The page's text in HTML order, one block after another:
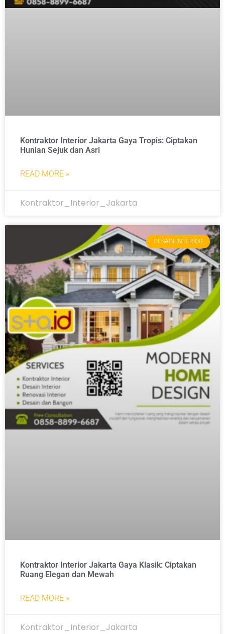
Kontraktor Interior Jakarta Gaya Tropis: Ciptakan
Hunian Sejuk dan Asri
READ MORE »
Kontraktor_Interior_Jakarta
DESAIN INTERIOR
Kontraktor Interior Jakarta Gaya Klasik: Ciptakan
Ruang Elegan dan Mewah
READ MORE »
Kontraktor_Interior_Jakarta